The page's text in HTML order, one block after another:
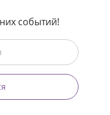
событий!